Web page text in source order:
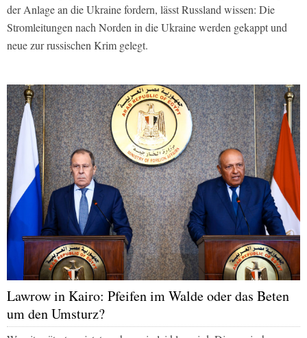
der Anlage an die Ukraine fordern, lässt Russland wissen: Die
Stromleitungen nach Norden in die Ukraine werden gekappt und
neue zur russischen Krim gelegt.
Lawrow in Kairo: Pfeifen im Walde oder das Beten
um den Umsturz?